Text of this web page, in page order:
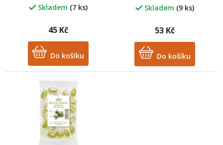
Skladem (7 ks)
45 Kč
Do košíku
Skladem (9 ks)
53 Kč
Do košíku